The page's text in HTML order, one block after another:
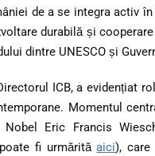
de a se integra activ
durabilă și
dintre UNESCO și
ICB, a evidențiat
Momentul
Eric Francis
fi urmărităaici), care